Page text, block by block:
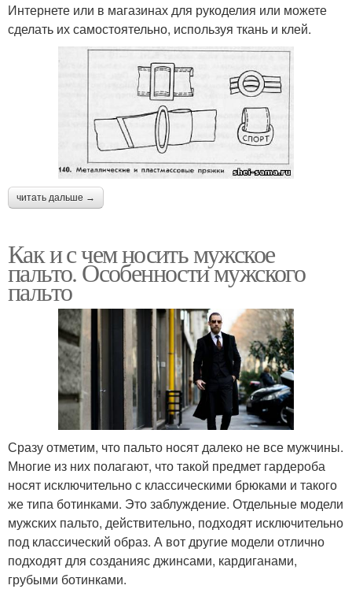
Интернете или в магазинах для рукоделия или можете
сделать их самостоятельно, используя ткань и клей.
читать дальше →
Как и с чем носить мужское
пальто. Особенности мужского
пальто
Сразу отметим, что пальто носят далеко не все мужчины.
Многие из них полагают, что такой предмет гардероба
носят исключительно с классическими брюками и такого
же типа ботинками. Это заблуждение. Отдельные модели
мужских пальто, действительно, подходят исключительно
под классический образ. А вот другие модели отлично
подходят для созданияс джинсами, кардиганами,
грубыми ботинками.